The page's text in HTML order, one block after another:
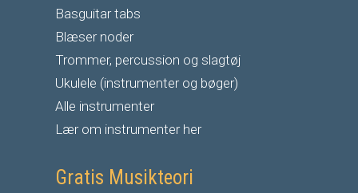
Basguitar tabs
Blæser noder
Trommer, percussion og slagtøj
Ukulele (instrumenter og bøger)
Alle instrumenter
Lær om instrumenter her
Gratis Musikteori